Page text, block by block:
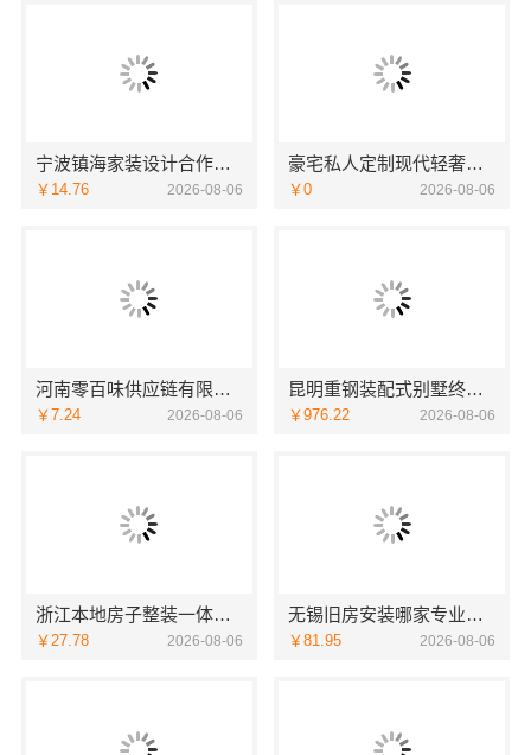
宁波镇海家装设计合作联系方式 宁波雅美和居建材科技有限公司
￥14.76 2026-08-06
豪宅私人定制现代轻奢流程，江苏东钢金属家居有限公司详解
￥0 2026-08-06
河南零百味供应链有限公司轻投入硬折扣零食长久经营
￥7.24 2026-08-06
昆明重钢装配式别墅终身维保-云南晟构建筑建材有限公司
￥976.22 2026-08-06
浙江本地房子整装一体化服务施工案例-浙江乐享新材料有限公司
￥27.78 2026-08-06
无锡旧房安装哪家专业，无锡亿莱居装饰工程材料有限公司
￥81.95 2026-08-06